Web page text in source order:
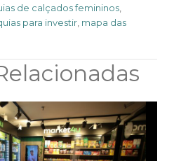
de calçados femininos,
para investir, mapa das